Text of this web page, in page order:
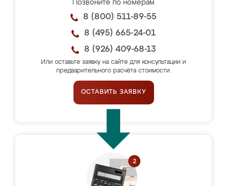
Позвоните по номерам
8 (800) 511-89-55
8 (495) 665-24-01
8 (926) 409-68-13
Или оставьте заявку на сайте для консультации и
предварительного расчёта стоимости.
ОСТАВИТЬ ЗАЯВКУ